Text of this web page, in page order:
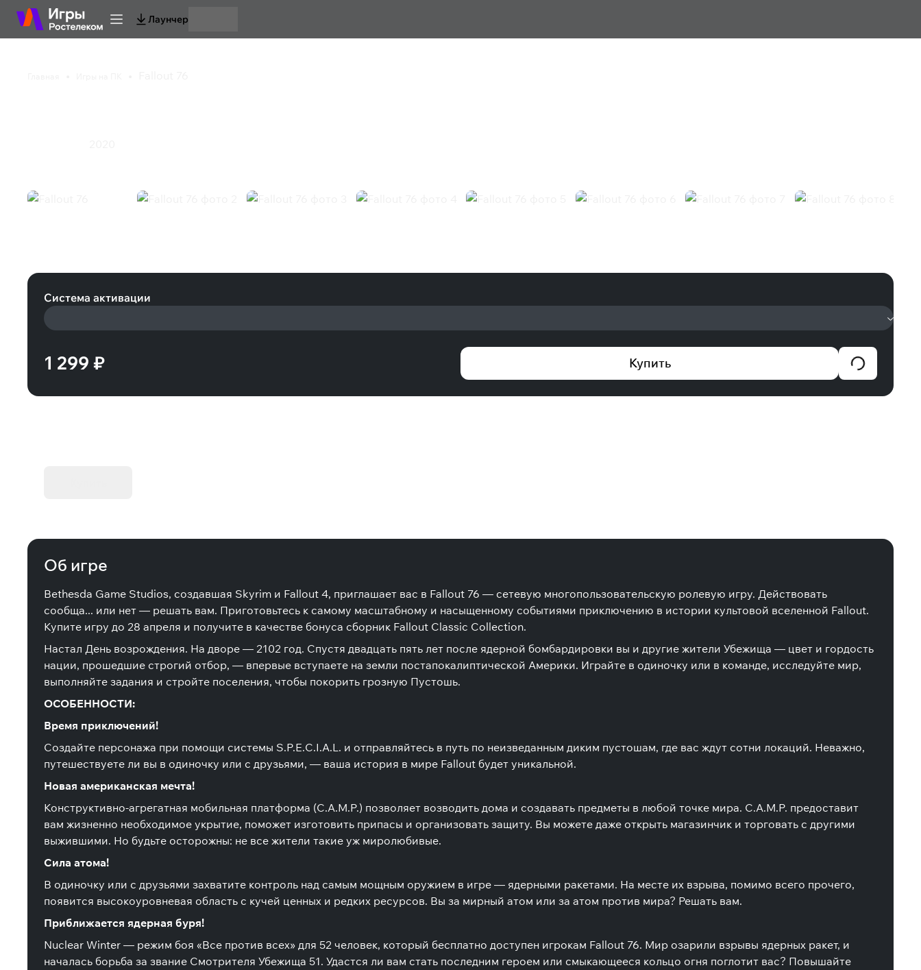
Лаунчер
Система активации
1 299 ₽ Купить
Об игре
Bethesda Game Studios, создавшая Skyrim и Fallout 4, приглашает вас в Fallout 76 — сетевую многопользовательскую ролевую игру. Действовать
сообща... или нет — решать вам. Приготовьтесь к самому масштабному и насыщенному событиями приключению в истории культовой вселенной Fallout.
Купите игру до 28 апреля и получите в качестве бонуса сборник Fallout Classic Collection.
Настал День возрождения. На дворе — 2102 год. Спустя двадцать пять лет после ядерной бомбардировки вы и другие жители Убежища — цвет и гордость
нации, прошедшие строгий отбор, — впервые вступаете на земли постапокалиптической Америки. Играйте в одиночку или в команде, исследуйте мир,
выполняйте задания и стройте поселения, чтобы покорить грозную Пустошь.
ОСОБЕННОСТИ:
Время приключений!
Создайте персонажа при помощи системы S.P.E.C.I.A.L. и отправляйтесь в путь по неизведанным диким пустошам, где вас ждут сотни локаций. Неважно,
путешествуете ли вы в одиночку или с друзьями, — ваша история в мире Fallout будет уникальной.
Новая американская мечта!
Конструктивно-агрегатная мобильная платформа (C.A.M.P.) позволяет возводить дома и создавать предметы в любой точке мира. C.A.M.P. предоставит
вам жизненно необходимое укрытие, поможет изготовить припасы и организовать защиту. Вы можете даже открыть магазинчик и торговать с другими
выжившими. Но будьте осторожны: не все жители такие уж миролюбивые.
Сила атома!
В одиночку или с друзьями захватите контроль над самым мощным оружием в игре — ядерными ракетами. На месте их взрыва, помимо всего прочего,
появится высокоуровневая область с кучей ценных и редких ресурсов. Вы за мирный атом или за атом против мира? Решать вам.
Приближается ядерная буря!
Nuclear Winter — режим боя «Все против всех» для 52 человек, который бесплатно доступен игрокам Fallout 76. Мир озарили взрывы ядерных ракет, и
началась борьба за звание Смотрителя Убежища 51. Удастся ли вам стать последним героем или смыкающееся кольцо огня поглотит вас? Повышайте